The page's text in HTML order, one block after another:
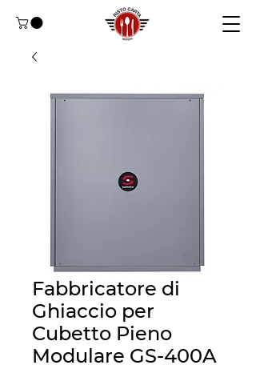
Fabbricatore di
Ghiaccio per
Cubetto Pieno
Modulare GS-400A